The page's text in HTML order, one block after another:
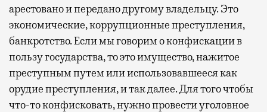
арестовано и передано другому владельцу. Это
экономические, коррупционные преступления,
банкротство. Если мы говорим о конфискации в
пользу государства, то это имущество, нажитое
преступным путем или использовавшееся как
орудие преступления, и так далее. Для того чтобы
что-то конфисковать, нужно провести уголовное